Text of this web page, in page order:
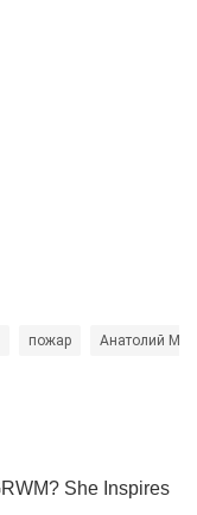
пожар Анатолий